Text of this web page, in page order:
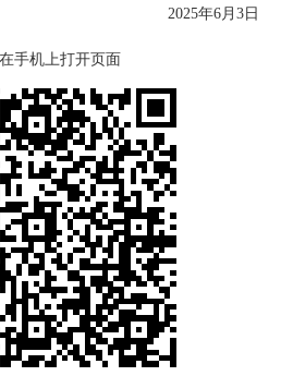
2025年6月3日
手机上打开页面